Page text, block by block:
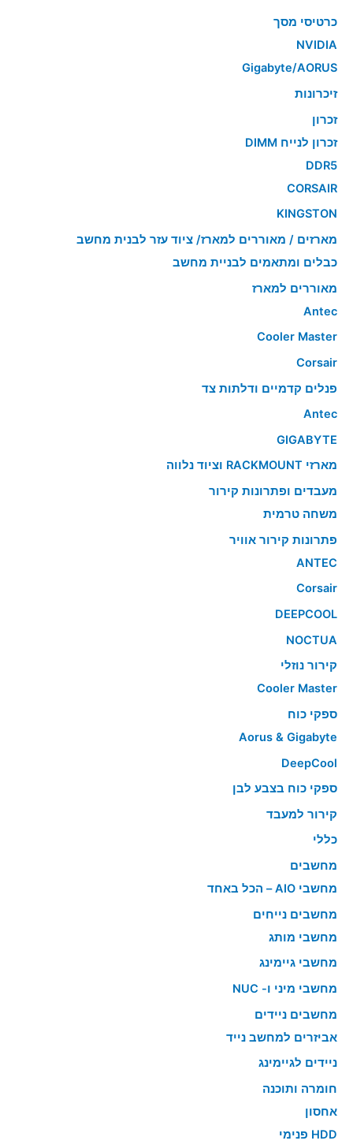
כרטיסי מסך
NVIDIA
Gigabyte/AORUS
זיכרונות
זכרון
זכרון לנייח DIMM
DDR5
CORSAIR
KINGSTON
מארזים / מאוררים למארז/ ציוד עזר לבנית מחשב
כבלים ומתאמים לבניית מחשב
מאוררים למארז
Antec
Cooler Master
Corsair
פנלים קדמיים ודלתות צד
Antec
GIGABYTE
מארזי RACKMOUNT וציוד נלווה
מעבדים ופתרונות קירור
משחה טרמית
פתרונות קירור אוויר
ANTEC
Corsair
DEEPCOOL
NOCTUA
קירור נוזלי
Cooler Master
ספקי כוח
Aorus & Gigabyte
DeepCool
ספקי כוח בצבע לבן
קירור למעבד
כללי
מחשבים
מחשבי AIO – הכל באחד
מחשבים נייחים
מחשבי מותג
מחשבי גיימינג
מחשבי מיני ו- NUC
מחשבים ניידים
אביזרים למחשב נייד
ניידים לגיימינג
חומרה ותוכנה
אחסון
HDD פנימי